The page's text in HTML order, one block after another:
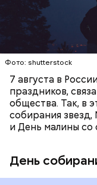
Фото: shutterstock
7 августа в
праздников,
общества. Так, в
собирания
и День малины со
День
чеснок;